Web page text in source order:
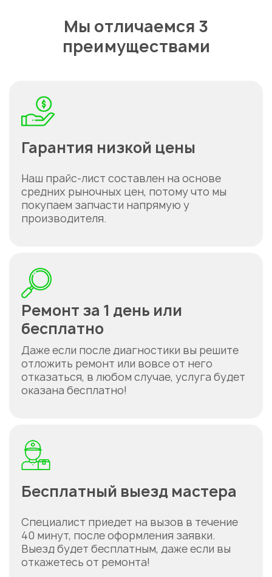
Мы отличаемся 3
преимуществами
Гарантия низкой цены
Наш прайс-лист составлен на основе
средних рыночных цен, потому что мы
покупаем запчасти напрямую у
производителя.
Ремонт за 1 день или
бесплатно
Даже если после диагностики вы решите
отложить ремонт или вовсе от него
отказаться, в любом случае, услуга будет
оказана бесплатно!
Бесплатный выезд мастера
Специалист приедет на вызов в течение
40 минут, после оформления заявки.
Выезд будет бесплатным, даже если вы
откажетесь от ремонта!
Укажите из какого вы